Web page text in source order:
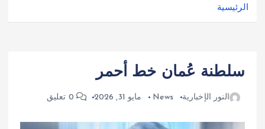
الرئيسية
سلطنة عُمان خط أحمر
النور الإخبارية News مايو 31, 2026 0 تعليق